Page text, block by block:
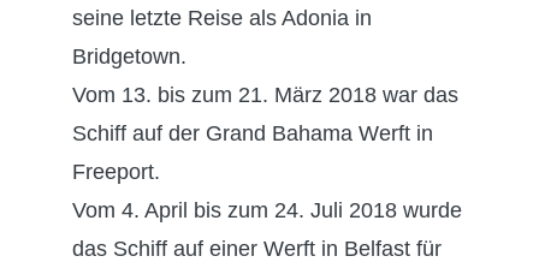
seine letzte Reise als Adonia in
Bridgetown.
Vom 13. bis zum 21. März 2018 war das
Schiff auf der Grand Bahama Werft in
Freeport.
Vom 4. April bis zum 24. Juli 2018 wurde
das Schiff auf einer Werft in Belfast für